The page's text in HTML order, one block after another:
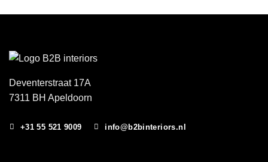
Deventerstraat 17A
7311 BH Apeldoorn
+31 55 521 9009 info@b2binteriors.nl